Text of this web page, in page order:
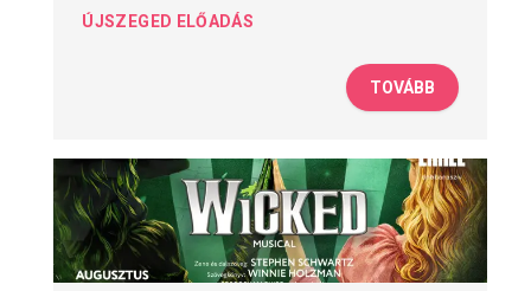
ÚJSZEGED ELŐADÁS
TOVÁBB